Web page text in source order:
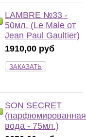
LAMBRE №33 -
50мл. (Le Male от
Jean Paul Gaultier)
1910,00 руб
ЗАКАЗАТЬ
SON SECRET
(парфюмированная
вода - 75мл.)